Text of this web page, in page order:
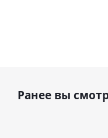
Ранее вы